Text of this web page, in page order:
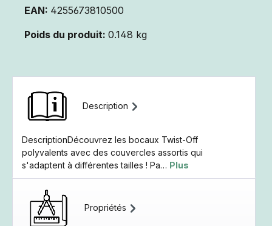
EAN: 4255673810500
Poids du produit: 0.148 kg
Description
DescriptionDécouvrez les bocaux Twist-Off
polyvalents avec des couvercles assortis qui
s'adaptent à différentes tailles ! Pa… Plus
Propriétés